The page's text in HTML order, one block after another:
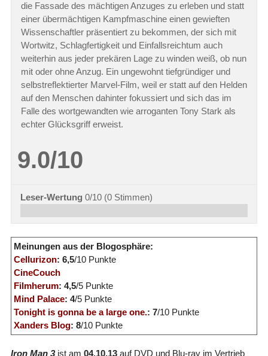
die Fassade des mächtigen Anzuges zu erleben und statt
einer übermächtigen Kampfmaschine einen gewieften
Wissenschaftler präsentiert zu bekommen, der sich mit
Wortwitz, Schlagfertigkeit und Einfallsreichtum auch
weiterhin aus jeder prekären Lage zu winden weiß, ob nun
mit oder ohne Anzug. Ein ungewohnt tiefgründiger und
selbstreflektierter Marvel-Film, weil er statt auf den Helden
auf den Menschen dahinter fokussiert und sich das im
Falle des wortgewandten wie arroganten Tony Stark als
echter Glücksgriff erweist.
9.0/10
Leser-Wertung 0/10 (0Stimmen)
Meinungen aus der Blogosphäre:
Cellurizon: 6,5/10 Punkte
CineCouch
Filmherum: 4,5/5 Punkte
Mind Palace: 4/5 Punkte
Tonight is gonna be a large one.: 7/10 Punkte
Xanders Blog: 8/10 Punkte
Iron Man 3ist am 04.10.13auf DVD und Blu-ray im Vertrieb